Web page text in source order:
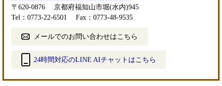
〒620-0876
京都府福知山市堀(水内)945
Tel：0773-22-6501
Fax：0773-48-9535
メールでのお問い合わせはこちら
24時間対応のLINE AIチャットはこちら